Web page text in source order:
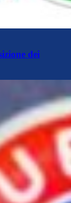
dei